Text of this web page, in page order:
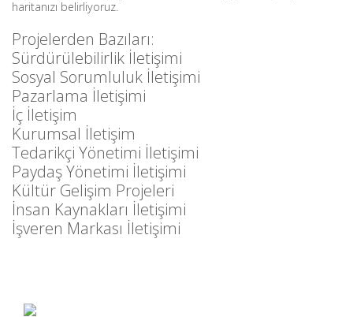
haritanızı belirliyoruz.
Projelerden Bazıları:
Sürdürülebilirlik İletişimi
Sosyal Sorumluluk İletişimi
Pazarlama İletişimi
İç İletişim
Kurumsal İletişim
Tedarikçi Yönetimi İletişimi
Paydaş Yönetimi İletişimi
Kültür Gelişim Projeleri
İnsan Kaynakları İletişimi
İşveren Markası İletişimi